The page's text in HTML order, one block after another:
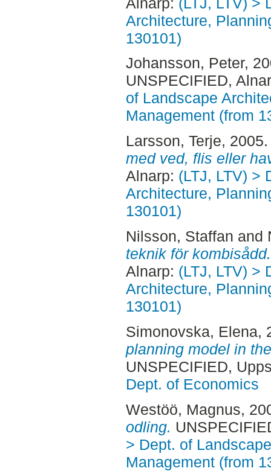
Architecture,
130101)
Johansson, Peter,
UNSPECIFIED,
of Landscape
Management (from
Larsson, Terje,
med ved, flis eller
Alnarp: (LTJ, LTV) >
Architecture,
130101)
Nilsson, Staffan and
teknik för kombisådd.
Alnarp: (LTJ, LTV) >
Architecture,
130101)
Simonovska, Elena,
planning model in
UNSPECIFIED,
Dept. of Economics
Westöö, Magnus,
odling.
> Dept. of
Management (from